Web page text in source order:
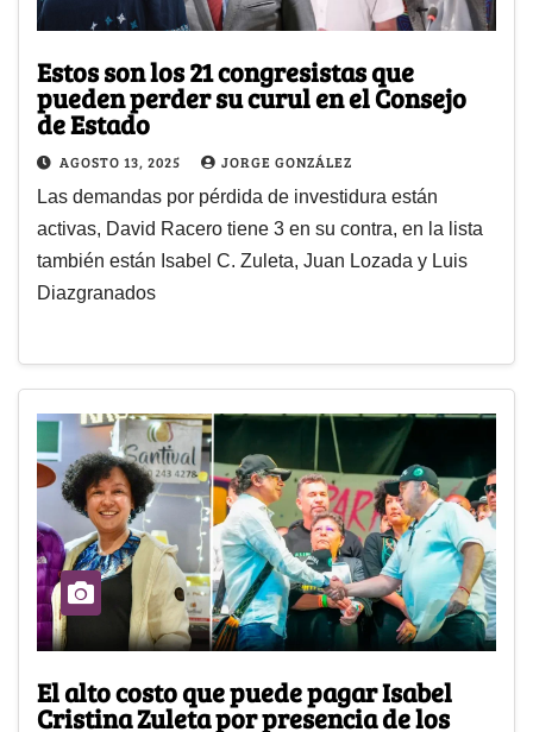
Estos son los 21 congresistas que
pueden perder su curul en el Consejo
de Estado
AGOSTO 13, 2025 JORGE GONZÁLEZ
Las demandas por pérdida de investidura están
activas, David Racero tiene 3 en su contra, en la lista
también están Isabel C. Zuleta, Juan Lozada y Luis
Diazgranados
El alto costo que puede pagar Isabel
Cristina Zuleta por presencia de los